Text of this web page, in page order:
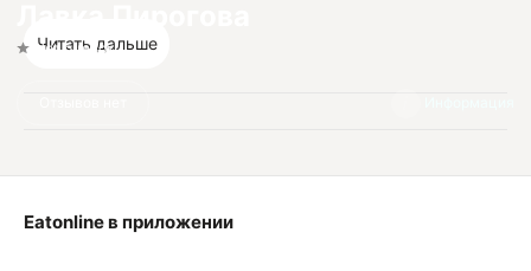
Нет оценок
Читать дальше
Eatonline в приложении